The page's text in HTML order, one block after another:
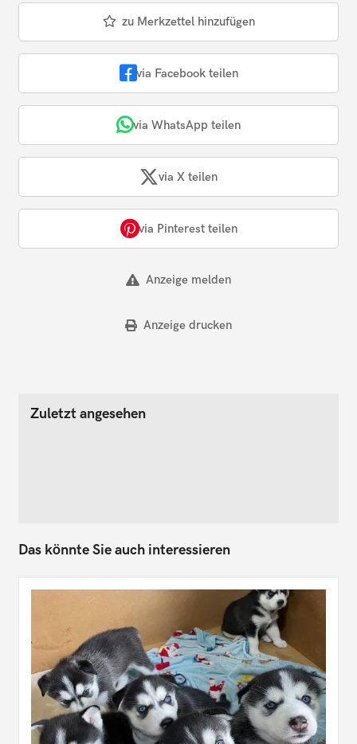
zu Merkzettel hinzufügen
via Facebook teilen
via WhatsApp teilen
via X teilen
via Pinterest teilen
Anzeige melden
Anzeige drucken
Zuletzt angesehen
Das könnte Sie auch interessieren